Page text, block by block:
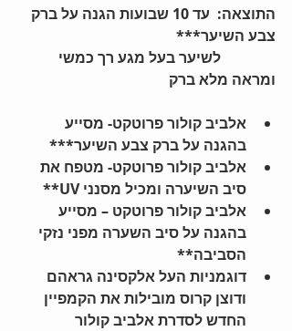
התוצאה:  עד 10 שבועות הגנה על ברק
צבע השיער***
               לשיער בעל מגע רך כמשי
ומראה מלא ברק
אלביב קולור פרוטקט- מסייע
בהגנה על ברק צבע השיער***
אלביב קולור פרוטקט- מטפח את
סיב השיערה ומכיל מסנני UV**
אלביב קולור פרוטקט – מסייע
בהגנה על סיב השערה מפני נזקי
הסביבה**
דוגמניות העל אלקסינה גראהם
ודוצן קרוס מובילות את הקמפיין
החדש לסדרת אלביב קולור